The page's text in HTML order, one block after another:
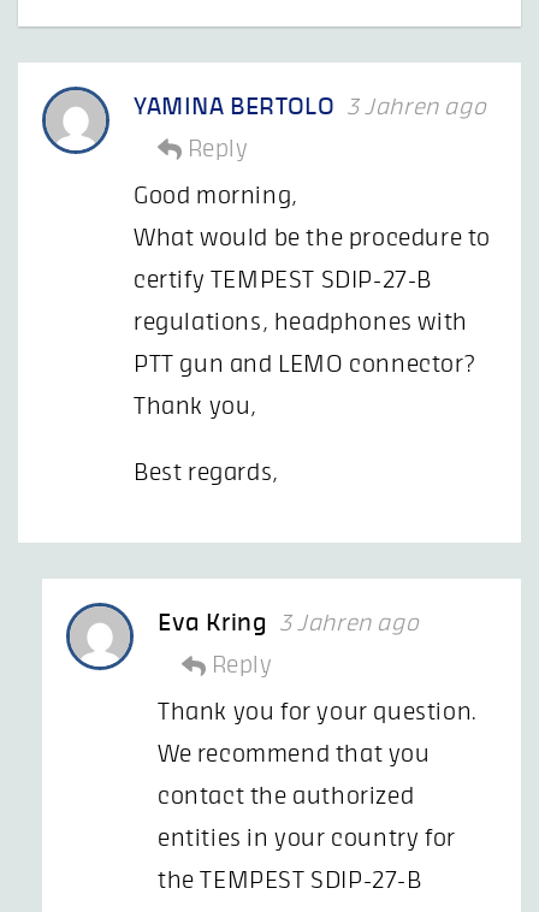
YAMINA BERTOLO 3 Jahren ago
Reply
Good morning,
What would be the procedure to
certify TEMPEST SDIP-27-B
regulations, headphones with
PTT gun and LEMO connector?
Thank you,
Best regards,
Eva Kring
3 Jahren ago
Reply
Thank you for your question.
We recommend that you
contact the authorized
entities in your country for
the TEMPEST SDIP-27-B